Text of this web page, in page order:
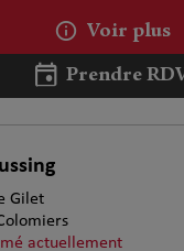
Voir plus
Prendre
Gilet
actuellement